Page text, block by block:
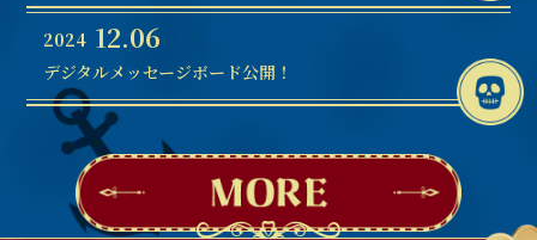
2024 12.06
デジタルメッセージボード公開！